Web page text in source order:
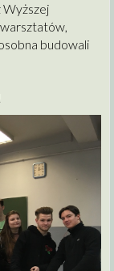
Wyższej
budowali